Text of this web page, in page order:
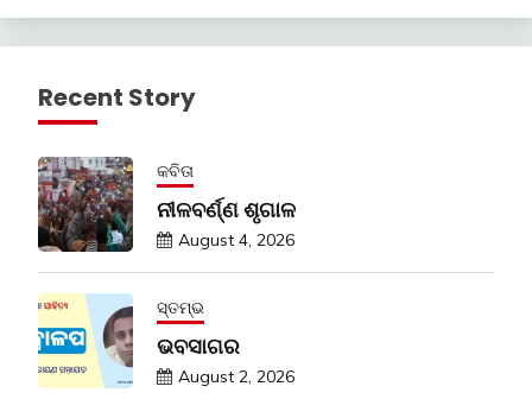
Recent Story
କବିତା
ନୀଳବର୍ଣ୍ଣ ଶୃଗାଳ
August 4, 2026
ସ୍ତମ୍ଭ
ଭବସାଗର
August 2, 2026